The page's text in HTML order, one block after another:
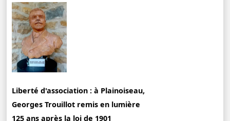
Liberté d'association : à Plainoiseau,
Georges Trouillot remis en lumière
125 ans après la loi de 1901